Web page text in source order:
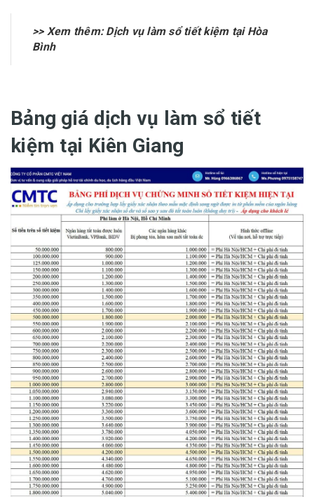
>> Xem thêm:Dịch vụ làm sổ tiết kiệm tại Hòa
Bình
Bảng giá dịch vụ làm sổ tiết
kiệm tại Kiên Giang